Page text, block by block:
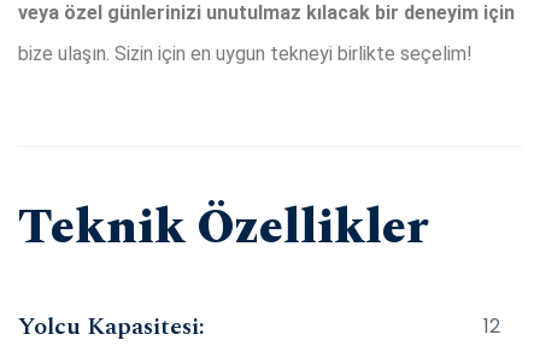
veya özel günlerinizi unutulmaz kılacak bir deneyim için
bize ulaşın. Sizin için en uygun tekneyi birlikte seçelim!
Teknik Özellikler
Yolcu Kapasitesi: 12